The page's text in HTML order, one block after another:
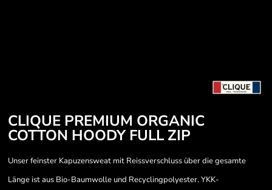
CLIQUE PREMIUM ORGANIC
COTTON HOODY FULL ZIP
Unser feinster Kapuzensweat mit Reissverschluss über die gesamte
Länge ist aus Bio-Baumwolle und Recyclingpolyester. YKK-